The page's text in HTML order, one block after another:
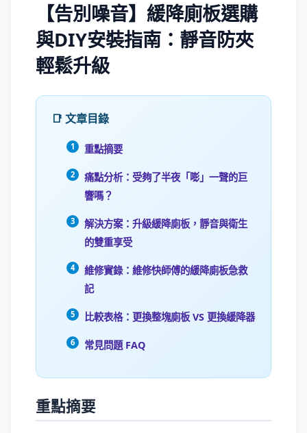
【告別噪音】緩降廁板選購
與DIY安裝指南：靜音防夾
輕鬆升級
📑 文章目錄
重點摘要
痛點分析：受夠了半夜「嘭」一聲的巨
響嗎？
解決方案：升級緩降廁板，靜音與衛生
的雙重享受
維修實錄：維修快師傅的緩降廁板急救
記
比較表格：更換整塊廁板 VS 更換緩降器
常見問題 FAQ
重點摘要